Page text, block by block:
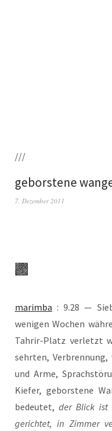
///
geborstene
7. Dezember 2011
marim­ba : 9.28 —
weni­gen Wochen
Tah­r­ir-Platz ver­letzt
sehr­ten,
und Arme,
Kie­fer, gebors­te­ne
bedeu­tet, der Blick ist
gerich­tet, in Zim­mer